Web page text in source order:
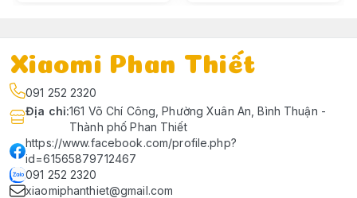
Xiaomi Phan Thiết
091 252 2320
Địa chỉ:161 Võ Chí Công, Phường Xuân An, Bình Thuận -
Thành phố Phan Thiết
https://www.facebook.com/profile.php?
id=61565879712467
091 252 2320
xiaomiphanthiet@gmail.com